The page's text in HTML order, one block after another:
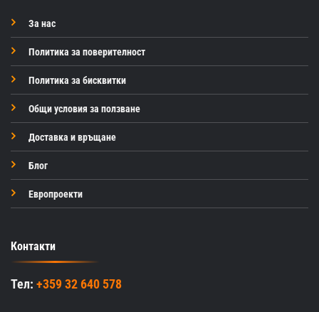
За нас
Политика за поверителност
Политика за бисквитки
Общи условия за ползване
Доставка и връщане
Блог
Европроекти
Контакти
Тел: +359 32 640 578